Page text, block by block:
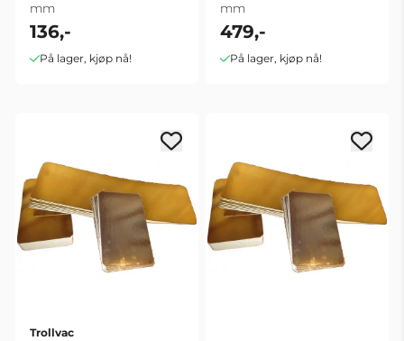
mm
136,-
På lager, kjøp nå!
mm
479,-
På lager, kjøp nå!
Trollvac